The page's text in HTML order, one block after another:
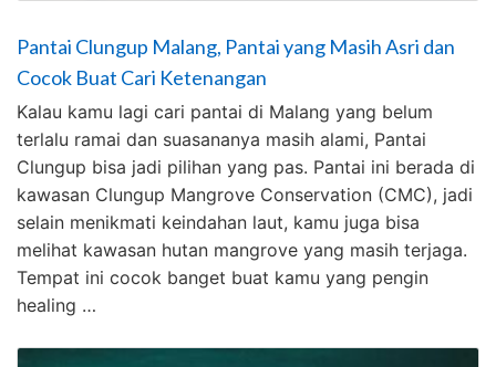
Pantai Clungup Malang, Pantai yang Masih Asri dan
Cocok Buat Cari Ketenangan
Kalau kamu lagi cari pantai di Malang yang belum
terlalu ramai dan suasananya masih alami, Pantai
Clungup bisa jadi pilihan yang pas. Pantai ini berada di
kawasan Clungup Mangrove Conservation (CMC), jadi
selain menikmati keindahan laut, kamu juga bisa
melihat kawasan hutan mangrove yang masih terjaga.
Tempat ini cocok banget buat kamu yang pengin
healing …